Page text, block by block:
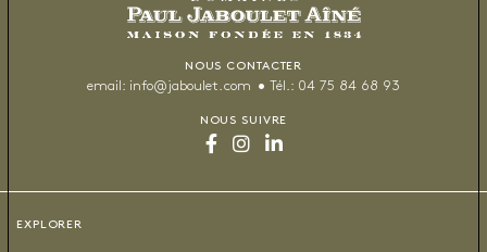
NOUS CONTACTER
email: info@jaboulet.com Tél.: 04 75 84 68 93
NOUS SUIVRE
EXPLORER